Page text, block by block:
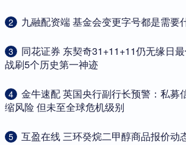
2 九融配资端 基金会变更字号都是需要
3
同花证券 东契奇31+11+11仍无缘日
战刷5个历史第一神迹
4
金牛速配 英国央行副行长预警：私募
缩风险 但未至全球危机级别
5 互盈在线 三环癸烷二甲醇商品报价动